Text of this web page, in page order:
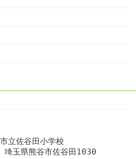
立佐谷田小学校
玉県熊谷市佐谷田1030